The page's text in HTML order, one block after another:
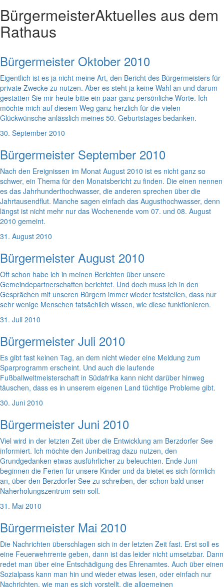
BürgermeisterAktuelles aus dem
Rathaus
Bürgermeister Oktober 2010
Eigentlich ist es ja nicht meine Art, den Bericht des Bürgermeisters für
private Zwecke zu nutzen. Aber es steht ja keine Wahl an und darum
gestatten Sie mir heute bitte ein paar ganz persönliche Worte. Ich
möchte mich auf diesem Weg ganz herzlich für die vielen
Glückwünsche anlässlich meines 50. Geburtstages bedanken.
30. September 2010
Bürgermeister September 2010
Nach den Ereignissen im Monat August 2010 ist es nicht ganz so
schwer, ein Thema für den Monatsbericht zu finden. Die einen nennen
es das Jahrhunderthochwasser, die anderen sprechen über die
Jahrtausendflut. Manche sagen einfach das Augusthochwasser, denn
längst ist nicht mehr nur das Wochenende vom 07. und 08. August
2010 gemeint.
31. August 2010
Bürgermeister August 2010
Oft schon habe ich in meinen Berichten über unsere
Gemeindepartnerschaften berichtet. Und doch muss ich in den
Gesprächen mit unseren Bürgern immer wieder feststellen, dass nur
sehr wenige Menschen tatsächlich wissen, wie diese funktionieren.
31. Juli 2010
Bürgermeister Juli 2010
Es gibt fast keinen Tag, an dem nicht wieder eine Meldung zum
Sparprogramm erscheint. Und auch die laufende
Fußballweltmeisterschaft in Südafrika kann nicht darüber hinweg
täuschen, dass es in unserem eigenen Land tüchtige Probleme gibt.
30. Juni 2010
Bürgermeister Juni 2010
Viel wird in der letzten Zeit über die Entwicklung am Berzdorfer See
informiert. Ich möchte den Junibeitrag dazu nutzen, den
Grundgedanken etwas ausführlicher zu beleuchten. Ende Juni
beginnen die Ferien für unsere Kinder und da bietet es sich förmlich
an, über den Berzdorfer See zu schreiben, der schon bald unser
Naherholungszentrum sein soll.
31. Mai 2010
Bürgermeister Mai 2010
Die Nachrichten überschlagen sich in der letzten Zeit fast. Erst soll es
eine Feuerwehrrente geben, dann ist das leider nicht umsetzbar. Dann
redet man über eine Entschädigung des Ehrenamtes. Auch über einen
Sozialpass kann man hin und wieder etwas lesen, oder einfach nur
Nachrichten, wie man es sich vorstellt, die allgemeinen